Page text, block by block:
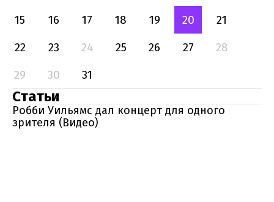
15
16 17 18 19 20
21
22
23 24 25 26 27
28
29
30 31
Статьи
Робби Уильямс дал концерт для одного
зрителя (Видео)